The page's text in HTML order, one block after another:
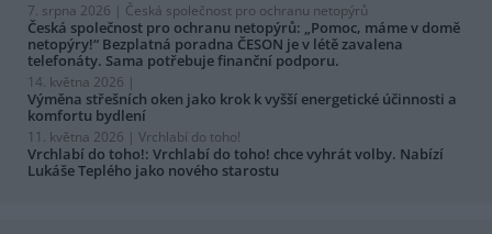
7. srpna 2026 | Česká společnost pro ochranu netopýrů
Česká společnost pro ochranu netopýrů: „Pomoc, máme v domě
netopýry!“ Bezplatná poradna ČESON je v létě zavalena
telefonáty. Sama potřebuje finanční podporu.
14. května 2026 |
Výměna střešních oken jako krok k vyšší energetické účinnosti a
komfortu bydlení
11. května 2026 | Vrchlabí do toho!
Vrchlabí do toho!: Vrchlabí do toho! chce vyhrát volby. Nabízí
Lukáše Teplého jako nového starostu